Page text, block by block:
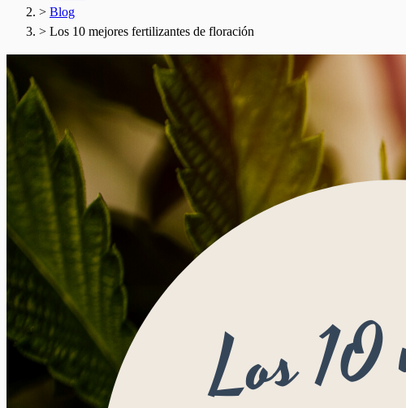
> Blog
> Los 10 mejores fertilizantes de floración